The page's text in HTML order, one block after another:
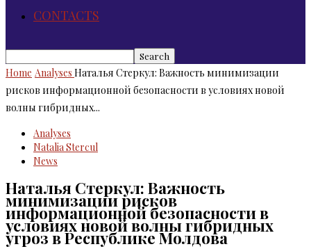
CONTACTS
Home Analyses Наталья Стеркул: Важность минимизации
рисков информационной безопасности в условиях новой
волны гибридных...
Analyses
Natalia Stercul
News
Наталья Стеркул: Важность
минимизации рисков
информационной безопасности в
условиях новой волны гибридных
угроз в Республике Молдова